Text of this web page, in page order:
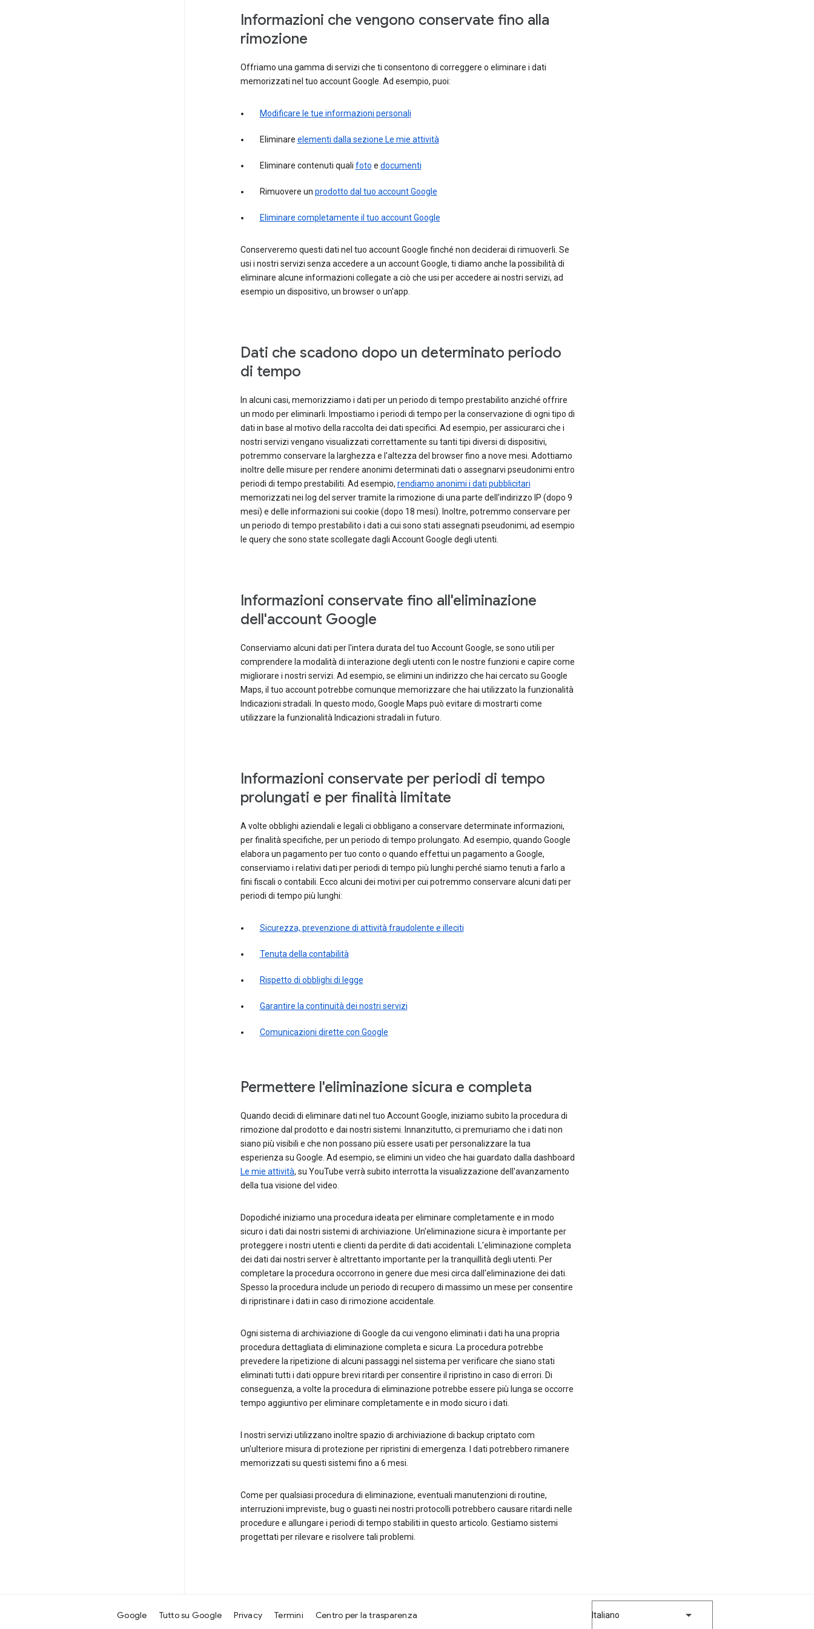
Informazioni che vengono conservate fino alla
rimozione
Offriamo una gamma di servizi che ti consentono di correggere o eliminare i dati
memorizzati nel tuo account Google. Ad esempio, puoi:
Modificare le tue informazioni personali
Eliminare elementi dalla sezione Le mie attività
Eliminare contenuti quali foto e documenti
Rimuovere un prodotto dal tuo account Google
Eliminare completamente il tuo account Google
Conserveremo questi dati nel tuo account Google finché non deciderai di rimuoverli. Se
usi i nostri servizi senza accedere a un account Google, ti diamo anche la possibilità di
eliminare alcune informazioni collegate a ciò che usi per accedere ai nostri servizi, ad
esempio un dispositivo, un browser o un'app.
Dati che scadono dopo un determinato periodo
di tempo
In alcuni casi, memorizziamo i dati per un periodo di tempo prestabilito anziché offrire
un modo per eliminarli. Impostiamo i periodi di tempo per la conservazione di ogni tipo di
dati in base al motivo della raccolta dei dati specifici. Ad esempio, per assicurarci che i
nostri servizi vengano visualizzati correttamente su tanti tipi diversi di dispositivi,
potremmo conservare la larghezza e l'altezza del browser fino a nove mesi. Adottiamo
inoltre delle misure per rendere anonimi determinati dati o assegnarvi pseudonimi entro
periodi di tempo prestabiliti. Ad esempio, rendiamo anonimi i dati pubblicitari
memorizzati nei log del server tramite la rimozione di una parte dell'indirizzo IP (dopo 9
mesi) e delle informazioni sui cookie (dopo 18 mesi). Inoltre, potremmo conservare per
un periodo di tempo prestabilito i dati a cui sono stati assegnati pseudonimi, ad esempio
le query che sono state scollegate dagli Account Google degli utenti.
Informazioni conservate fino all'eliminazione
dell'account Google
Conserviamo alcuni dati per l'intera durata del tuo Account Google, se sono utili per
comprendere la modalità di interazione degli utenti con le nostre funzioni e capire come
migliorare i nostri servizi. Ad esempio, se elimini un indirizzo che hai cercato su Google
Maps, il tuo account potrebbe comunque memorizzare che hai utilizzato la funzionalità
Indicazioni stradali. In questo modo, Google Maps può evitare di mostrarti come
utilizzare la funzionalità Indicazioni stradali in futuro.
Informazioni conservate per periodi di tempo
prolungati e per finalità limitate
A volte obblighi aziendali e legali ci obbligano a conservare determinate informazioni,
per finalità specifiche, per un periodo di tempo prolungato. Ad esempio, quando Google
elabora un pagamento per tuo conto o quando effettui un pagamento a Google,
conserviamo i relativi dati per periodi di tempo più lunghi perché siamo tenuti a farlo a
fini fiscali o contabili. Ecco alcuni dei motivi per cui potremmo conservare alcuni dati per
periodi di tempo più lunghi:
Sicurezza, prevenzione di attività fraudolente e illeciti
Tenuta della contabilità
Rispetto di obblighi di legge
Garantire la continuità dei nostri servizi
Comunicazioni dirette con Google
Permettere l'eliminazione sicura e completa
Quando decidi di eliminare dati nel tuo Account Google, iniziamo subito la procedura di
rimozione dal prodotto e dai nostri sistemi. Innanzitutto, ci premuriamo che i dati non
siano più visibili e che non possano più essere usati per personalizzare la tua
esperienza su Google. Ad esempio, se elimini un video che hai guardato dalla dashboard
Le mie attività, su YouTube verrà subito interrotta la visualizzazione dell'avanzamento
della tua visione del video.
Dopodiché iniziamo una procedura ideata per eliminare completamente e in modo
sicuro i dati dai nostri sistemi di archiviazione. Un'eliminazione sicura è importante per
proteggere i nostri utenti e clienti da perdite di dati accidentali. L'eliminazione completa
dei dati dai nostri server è altrettanto importante per la tranquillità degli utenti. Per
completare la procedura occorrono in genere due mesi circa dall'eliminazione dei dati.
Spesso la procedura include un periodo di recupero di massimo un mese per consentire
di ripristinare i dati in caso di rimozione accidentale.
Ogni sistema di archiviazione di Google da cui vengono eliminati i dati ha una propria
procedura dettagliata di eliminazione completa e sicura. La procedura potrebbe
prevedere la ripetizione di alcuni passaggi nel sistema per verificare che siano stati
eliminati tutti i dati oppure brevi ritardi per consentire il ripristino in caso di errori. Di
conseguenza, a volte la procedura di eliminazione potrebbe essere più lunga se occorre
tempo aggiuntivo per eliminare completamente e in modo sicuro i dati.
I nostri servizi utilizzano inoltre spazio di archiviazione di backup criptato com
un'ulteriore misura di protezione per ripristini di emergenza. I dati potrebbero rimanere
memorizzati su questi sistemi fino a 6 mesi.
Come per qualsiasi procedura di eliminazione, eventuali manutenzioni di routine,
interruzioni impreviste, bug o guasti nei nostri protocolli potrebbero causare ritardi nelle
procedure e allungare i periodi di tempo stabiliti in questo articolo. Gestiamo sistemi
progettati per rilevare e risolvere tali problemi.
Google Tutto su Google Privacy Termini Centro per la trasparenza Italiano